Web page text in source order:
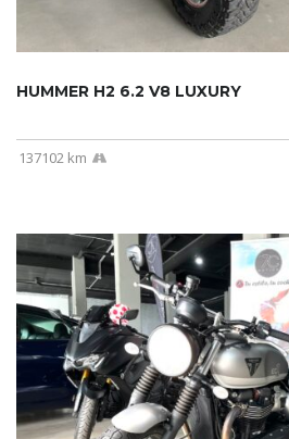
HUMMER H2 6.2 V8 LUXURY
137102 km